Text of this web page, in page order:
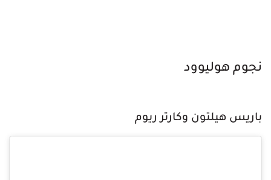
نجوم هوليوود
باريس هيلتون وكارتر ريوم